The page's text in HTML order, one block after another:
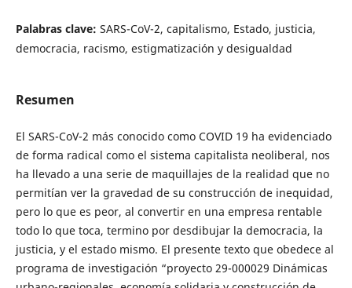
Palabras clave: SARS-CoV-2, capitalismo, Estado, justicia,
democracia, racismo, estigmatización y desigualdad
Resumen
El SARS-CoV-2 más conocido como COVID 19 ha evidenciado
de forma radical como el sistema capitalista neoliberal, nos
ha llevado a una serie de maquillajes de la realidad que no
permitían ver la gravedad de su construcción de inequidad,
pero lo que es peor, al convertir en una empresa rentable
todo lo que toca, termino por desdibujar la democracia, la
justicia, y el estado mismo. El presente texto que obedece al
programa de investigación “proyecto 29-000029 Dinámicas